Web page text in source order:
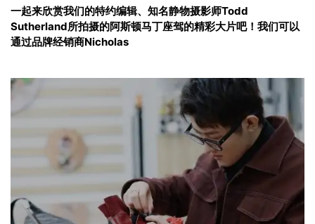
一起来欣赏我们的特约编辑、知名静物摄影师Todd
Sutherland所拍摄的阿斯顿马丁座驾的精彩大片吧！我们可以
通过品牌经销商Nicholas